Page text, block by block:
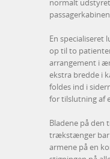
normalt
En specialiseret
op til to
arrangement i
ekstra bredde i
foldes ind i
for tilslutning af
Bladene på
trækstænger bar
armene på en